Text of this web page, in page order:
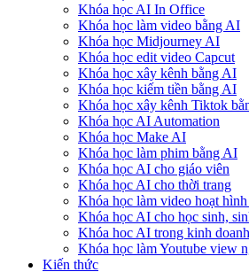
Khóa học AI In Office
Khóa học làm video bằng AI
Khóa học Midjourney AI
Khóa học edit video Capcut
Khóa học xây kênh bằng AI
Khóa học kiếm tiền bằng AI
Khóa học xây kênh Tiktok
Khóa học AI Automation
Khóa học Make AI
Khóa học làm phim bằng AI
Khóa học AI cho giáo viên
Khóa học AI cho thời trang
Khóa học làm video hoạt
Khóa học AI cho học sinh,
Khóa hoc AI trong kinh doanh
Khóa học làm Youtube view
Kiến thức